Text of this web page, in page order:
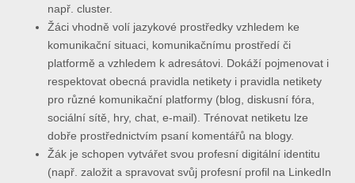
např. cluster.
Žáci vhodně volí jazykové prostředky vzhledem ke
komunikační situaci, komunikačnímu prostředí či
platformě a vzhledem k adresátovi. Dokáží pojmenovat i
respektovat obecná pravidla netikety i pravidla netikety
pro různé komunikační platformy (blog, diskusní fóra,
sociální sítě, hry, chat, e-mail). Trénovat netiketu lze
dobře prostřednictvím psaní komentářů na blogy.
Žák je schopen vytvářet svou profesní digitální identitu
(např. založit a spravovat svůj profesní profil na LinkedIn